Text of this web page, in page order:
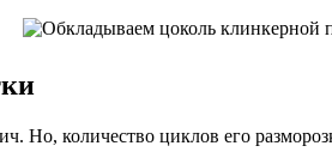
Но, количество циклов его